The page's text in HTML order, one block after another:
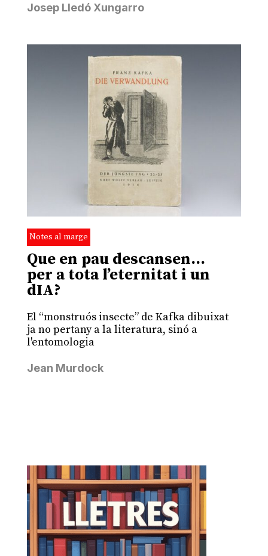
Josep Lledó Xungarro
Notes al marge
Que en pau descansen…
per a tota l’eternitat i un
dIA?
El “monstruós insecte” de Kafka dibuixat
ja no pertany a la literatura, sinó a
l'entomologia
Jean Murdock